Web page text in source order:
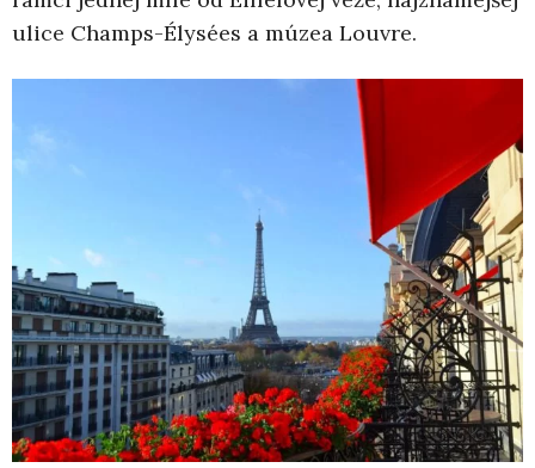
ulice Champs-Élysées a múzea Louvre.